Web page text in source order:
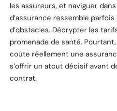
les assureurs, et naviguer
d’assurance ressemble
d’obstacles. Décrypter les
promenade de santé.
coûte réellement une
s’offrir un atout décisif avant
contrat.